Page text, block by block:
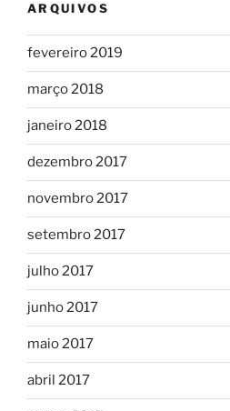
ARQUIVOS
fevereiro 2019
março 2018
janeiro 2018
dezembro 2017
novembro 2017
setembro 2017
julho 2017
junho 2017
maio 2017
abril 2017